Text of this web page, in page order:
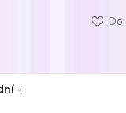
Do
-